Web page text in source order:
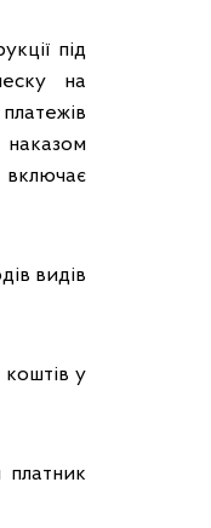
під
на
включає
видів
у